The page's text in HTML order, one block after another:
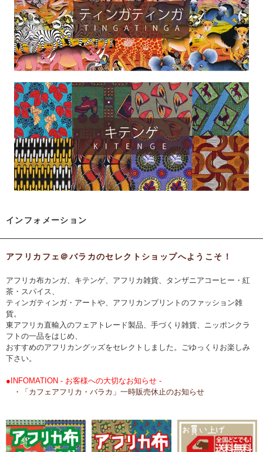
インフォメーション
アフリカフェ＠バラカのセレクトショップへようこそ！
アフリカ布カンガ、キテンゲ、アフリカ雑貨、タンザニアコーヒー・紅
茶・スパイス、
ティンガティンガ・アートや、アフリカンプリントのファッション雑
貨。
東アフリカ直輸入のフェアトレード製品、手づくり雑貨、ニッポンクラ
フトの一品をはじめ、
おすすめのアフリカングッズをセレクトしました。ごゆっくりお楽しみ
下さい。
●INFOMATION - お客様への大切なお知らせ -
・「カフェアフリカ・バラカ」一時販売休止のお知らせ